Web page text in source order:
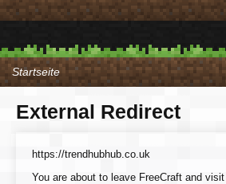
Startseite
External Redirect
https://trendhubhub.co.uk
You are about to leave FreeCraft and